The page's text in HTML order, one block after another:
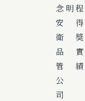
念
安
衛
品
管
公
司
明程
得
獎
實
績